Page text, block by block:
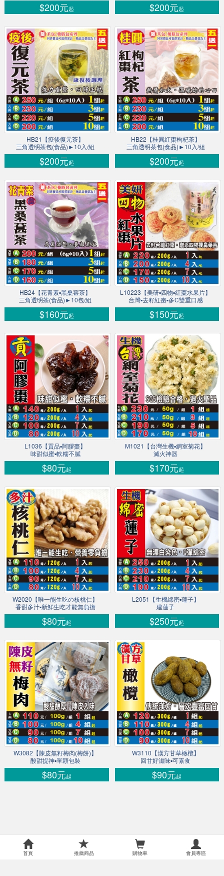
$200元起 $200元起
HB21【疫後復元茶】
三角透明茶包(食品)►10入/組
$200元起
HB22【桂圓紅棗枸杞茶】
三角透明茶包(食品)►10入/組
$200元起
HB24【花青素▪黑桑葚茶】
三角透明茶(食品)►10包/組
$160元起
L10223【美研▪四物▪紅棗水果片】
台灣▪去籽紅棗▪多C雙重口感
$150元起
L1036【貢品▪阿膠棗】
味甜似蜜▪軟糯不膩
$80元起
M1021【台灣生機▪網室菊花】
滅火神器
$170元起
W2020【唯一能生吃の核桃仁】
香甜多汁▪新鮮生吃才能無負擔
$80元起
L2051【生機綿密▪蓮子】
建蓮子
$250元起
W3082【陳皮無籽梅肉(梅餅)】
酸甜提神▪單顆包裝
$80元起
W3110【漢方甘草橄欖】
回甘好滋味▪可素食
$90元起
首頁 推薦商品 購物車 會員專區